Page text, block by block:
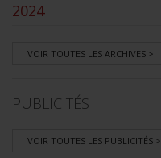
2024
VOIR TOUTES LES ARCHIVES >
PUBLICITÉS
VOIR TOUTES LES PUBLICITÉS >